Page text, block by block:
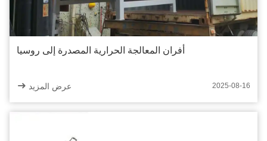
أفران المعالجة الحرارية المصدرة إلى روسيا
2025-08-16 عرض المزيد